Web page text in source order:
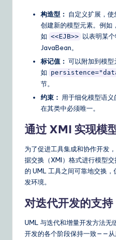
构造型： 自定义扩展，
创建新的模型元素。例如
如 <<EJB>> 以表明某
JavaBean。
标记值： 可以附加到模
如
节。
约束： 用于细化模型语
在其类中必须唯一。
通过 XMI 实现模
为了促进工具集成和协作开发
据交换（XMI）格式进行模型
的 UML 工具之间可靠地交换
发环境。
对迭代开发的支持
UML 与迭代和增量开发方法无
开发的各个阶段保持一致——从